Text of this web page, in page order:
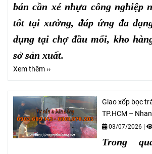
bán cần xé nhựa công nghiệp
tốt tại xưởng, đáp ứng đa
dụng tại chợ đầu mối, kho
sở sản xuất.
Xem thêm ››
Giao xốp bọc
TP.HCM –
03/07/2026 |
Trong